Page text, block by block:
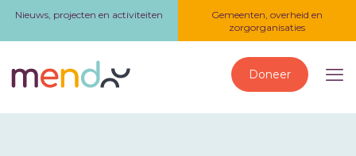
Nieuws, projecten en activiteiten
Gemeenten, overheid en
zorgorganisaties
Doneer